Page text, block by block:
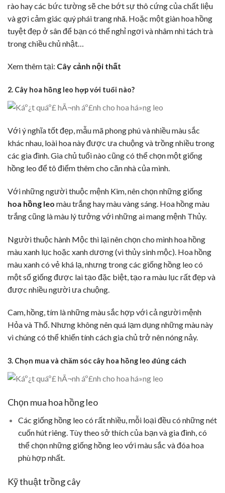
rào hay các bức tường sẽ che bớt sự thô cứng của chất liệu
và gợi cảm giác quý phái trang nhã. Hoặc một giàn hoa hồng
tuyệt đẹp ở sân để bạn có thể nghỉ ngơi và nhâm nhi tách trà
trong chiều chủ nhật…
Xem thêm tại: Cây cảnh nội thất
2. Cây hoa hồng leo hợp với tuổi nào?
Với ý nghĩa tốt đẹp, mẫu mã phong phú và nhiều màu sắc
khác nhau, loài hoa này được ưa chuộng và trồng nhiều trong
các gia đình. Gia chủ tuổi nào cũng có thể chọn một giống
hồng leo để tô điểm thêm cho căn nhà của mình.
Với những người thuộc mệnh Kim, nên chọn những giống
hoa hồng leo màu trắng hay màu vàng sáng. Hoa hồng màu
trắng cũng là màu lý tưởng với những ai mang mệnh Thủy.
Người thuộc hành Mộc thì lại nên chọn cho mình hoa hồng
màu xanh lục hoặc xanh dương (vì thủy sinh mộc). Hoa hồng
màu xanh có vẻ khá lạ, nhưng trong các giống hồng leo có
một số giống được lai tạo đặc biệt, tạo ra màu lục rất đẹp và
được nhiều người ưa chuộng.
Cam, hồng, tím là những màu sắc hợp với cả người mệnh
Hỏa và Thổ. Nhưng không nên quá lạm dụng những màu này
vì chúng có thể khiến tính cách gia chủ trở nên nóng nảy.
3. Chọn mua và chăm sóc cây hoa hồng leo đúng cách
Chọn mua hoa hồng leo
Các giống hồng leo có rất nhiều, mỗi loại đều có những nét
cuốn hút riêng. Tùy theo sở thích của bạn và gia đình, có
thể chọn những giống hồng leo với màu sắc và đóa hoa
phù hợp nhất.
Kỹ thuật trồng cây